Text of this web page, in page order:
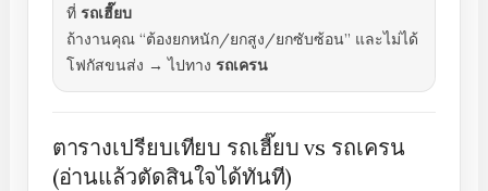
ที่ รถเฮี๊ยบ
ถ้างานคุณ “ต้องยกหนัก/ยกสูง/ยกซับซ้อน” และไม่ได้
โฟกัสขนส่ง → ไปทาง รถเครน
ตารางเปรียบเทียบ รถเฮี๊ยบ vs รถเครน
(อ่านแล้วตัดสินใจได้ทันที)